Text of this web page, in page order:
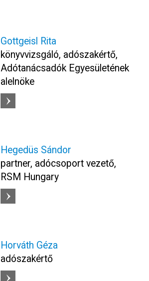
Gottgeisl Rita
könyvvizsgáló, adószakértő,
Adótanácsadók Egyesületének
alelnöke
Hegedüs Sándor
partner, adócsoport vezető,
RSM Hungary
Horváth Géza
adószakértő